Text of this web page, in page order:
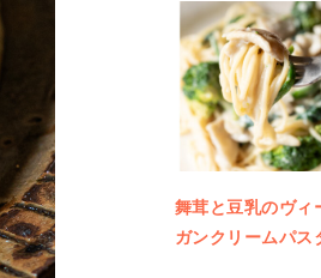
舞茸と豆乳のヴィ
ガンクリームパス